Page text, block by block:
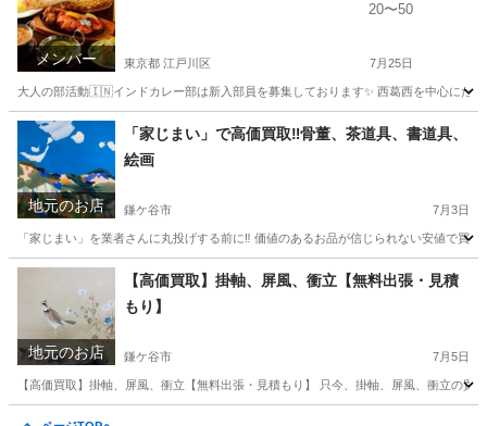
メンバー
20〜50
東京都 江戸川区 7月25日
大人の部活動🇮🇳インドカレー部は新入部員を募集しております✨ 西葛西を中心にた
東京 江戸川区 その他 インドカレー
地元のお店
「家じまい」で高価買取‼️骨董、茶道具、書道具、
絵画
鎌ケ谷市 7月3日
「家じまい」を業者さんに丸投げする前に‼️ 価値のあるお品が信じられない安値で買
千葉 鎌ケ谷市 不用品買取 無料
地元のお店
【高価買取】掛軸、屏風、衝立【無料出張・見積
もり】
鎌ケ谷市 7月5日
【高価買取】掛軸、屏風、衝立【無料出張・見積もり】 只今、掛軸、屏風、衝立の